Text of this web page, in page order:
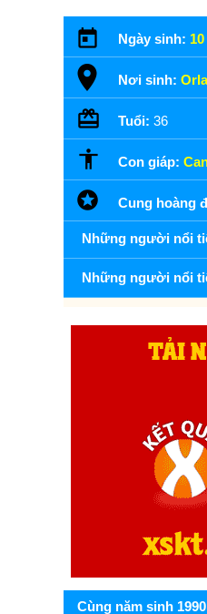
Ngày sinh: 10
Nơi sinh:
Tuổi: 36
Con giáp:
Cung hoàng
Những người nổi
Những người nổi
Cùng năm sinh 1990